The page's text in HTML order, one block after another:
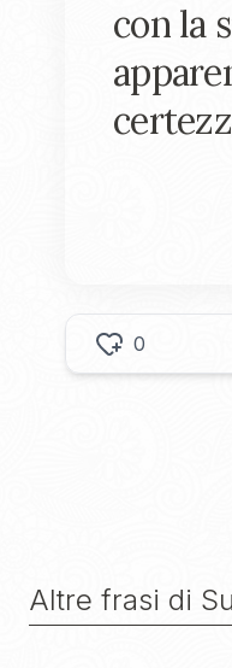
con la
0
Altre frasi di